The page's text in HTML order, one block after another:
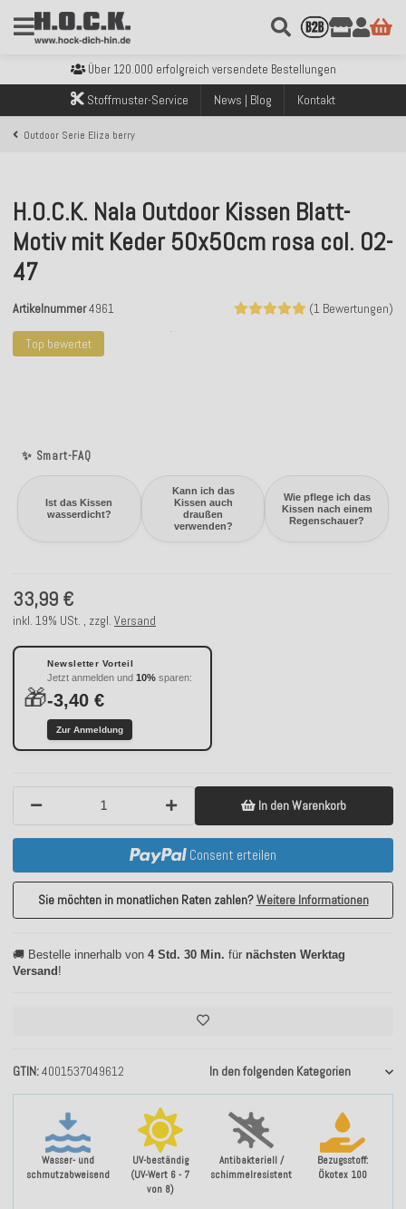
Kostenloser Versand innerhalb Deutschlands ab 99€ Bestellwert
Sicher bezahlen mit Klarna, PayPal & Amazon Pay
Kostenloser Versand innerhalb Deutschlands ab 99€ Bestellwert
Über 120.000 erfolgreich versendete Bestellungen
Kostenloser Versand innerhalb Deutschlands ab 99€ Bestellwert
Stoffmuster-Service News | Blog Kontakt
Outdoor Serie Eliza berry
Top bewertet
✨ Smart-FAQ
Ist das Kissen
wasserdicht?
Kann ich das
Kissen auch
draußen
verwenden?
Wie pflege ich das
Kissen nach einem
Regenschauer?
H.O.C.K. Nala Outdoor Kissen Blatt-
Motiv mit Keder 50x50cm rosa col. 02-
47
(1 Bewertungen)
Artikelnummer4961
Wasser- und
schmutzabweisend
UV-beständig
(UV-Wert 6 - 7
von 8)
Antibakteriell /
schimmelresistent
Bezugsstoff:
Ökotex 100
GTIN 4001537049612 In den folgenden Kategorien
33,99 €
inkl. 19% USt. , zzgl. Versand
🎁
Newsletter Vorteil
Jetzt anmelden und 10% sparen:
-3,40 €
Zur Anmeldung
In den Warenkorb
Consent erteilen
Sie möchten in monatlichen Raten zahlen?Weitere Informationen
🚚 Bestelle innerhalb von 4 Std. 30 Min. für nächsten Werktag
Versand!